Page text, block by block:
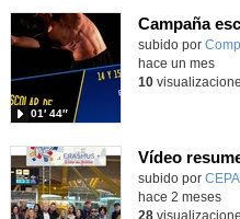
Campaña
subido por
01′ 44″
hace un mes
10
Vídeo
subido por
hace 2 meses
28